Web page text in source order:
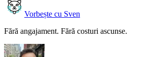
Vorbește cu Sven
Fără angajament. Fără costuri ascunse.